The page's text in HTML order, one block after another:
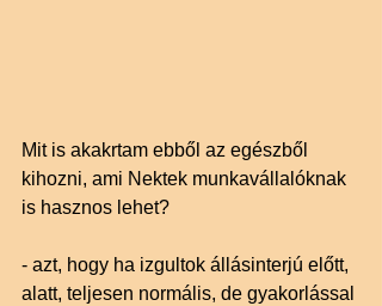
Mit is akakrtam ebből az egészből
kihozni, ami Nektek munkavállalóknak
is hasznos lehet?
- azt, hogy ha izgultok állásinterjú előtt,
alatt, teljesen normális, de gyakorlással